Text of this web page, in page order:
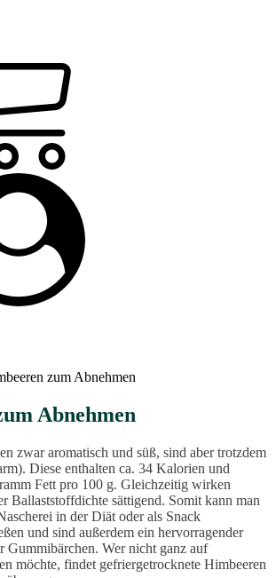
zum Abnehmen
Abnehmen
zwar aromatisch und süß, sind aber trotzdem
Diese enthalten ca. 34 Kalorien und
Fett pro 100 g. Gleichzeitig wirken
Ballaststoffdichte sättigend. Somit kann man
in der Diät oder als Snack
und sind außerdem ein hervorragender
Gummibärchen. Wer nicht ganz auf
möchte, findet gefriergetrocknete Himbeeren